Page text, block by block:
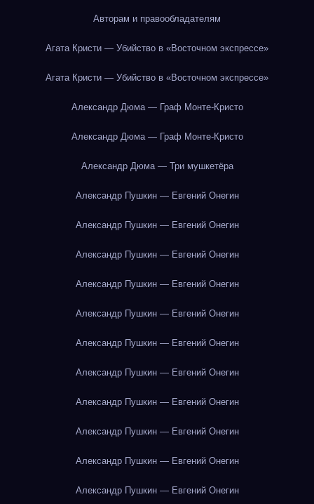
Авторам и правообладателям
Агата Кристи — Убийство в «Восточном экспрессе»
Агата Кристи — Убийство в «Восточном экспрессе»
Александр Дюма — Граф Монте-Кристо
Александр Дюма — Граф Монте-Кристо
Александр Дюма — Три мушкетёра
Александр Пушкин — Евгений Онегин
Александр Пушкин — Евгений Онегин
Александр Пушкин — Евгений Онегин
Александр Пушкин — Евгений Онегин
Александр Пушкин — Евгений Онегин
Александр Пушкин — Евгений Онегин
Александр Пушкин — Евгений Онегин
Александр Пушкин — Евгений Онегин
Александр Пушкин — Евгений Онегин
Александр Пушкин — Евгений Онегин
Александр Пушкин — Евгений Онегин